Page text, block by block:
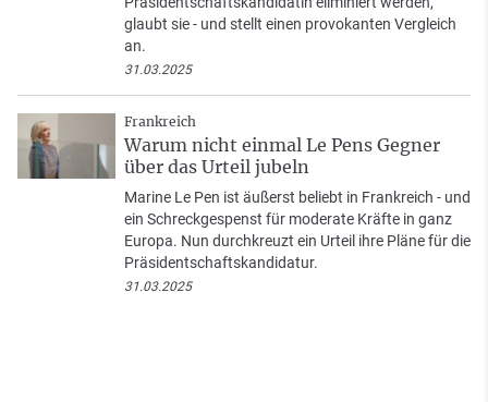
glaubt sie - und stellt einen provokanten Vergleich
an.
31.03.2025
Frankreich
Warum nicht einmal Le Pens Gegner
über das Urteil jubeln
Marine Le Pen ist äußerst beliebt in Frankreich - und
ein Schreckgespenst für moderate Kräfte in ganz
Europa. Nun durchkreuzt ein Urteil ihre Pläne für die
Präsidentschaftskandidatur.
31.03.2025